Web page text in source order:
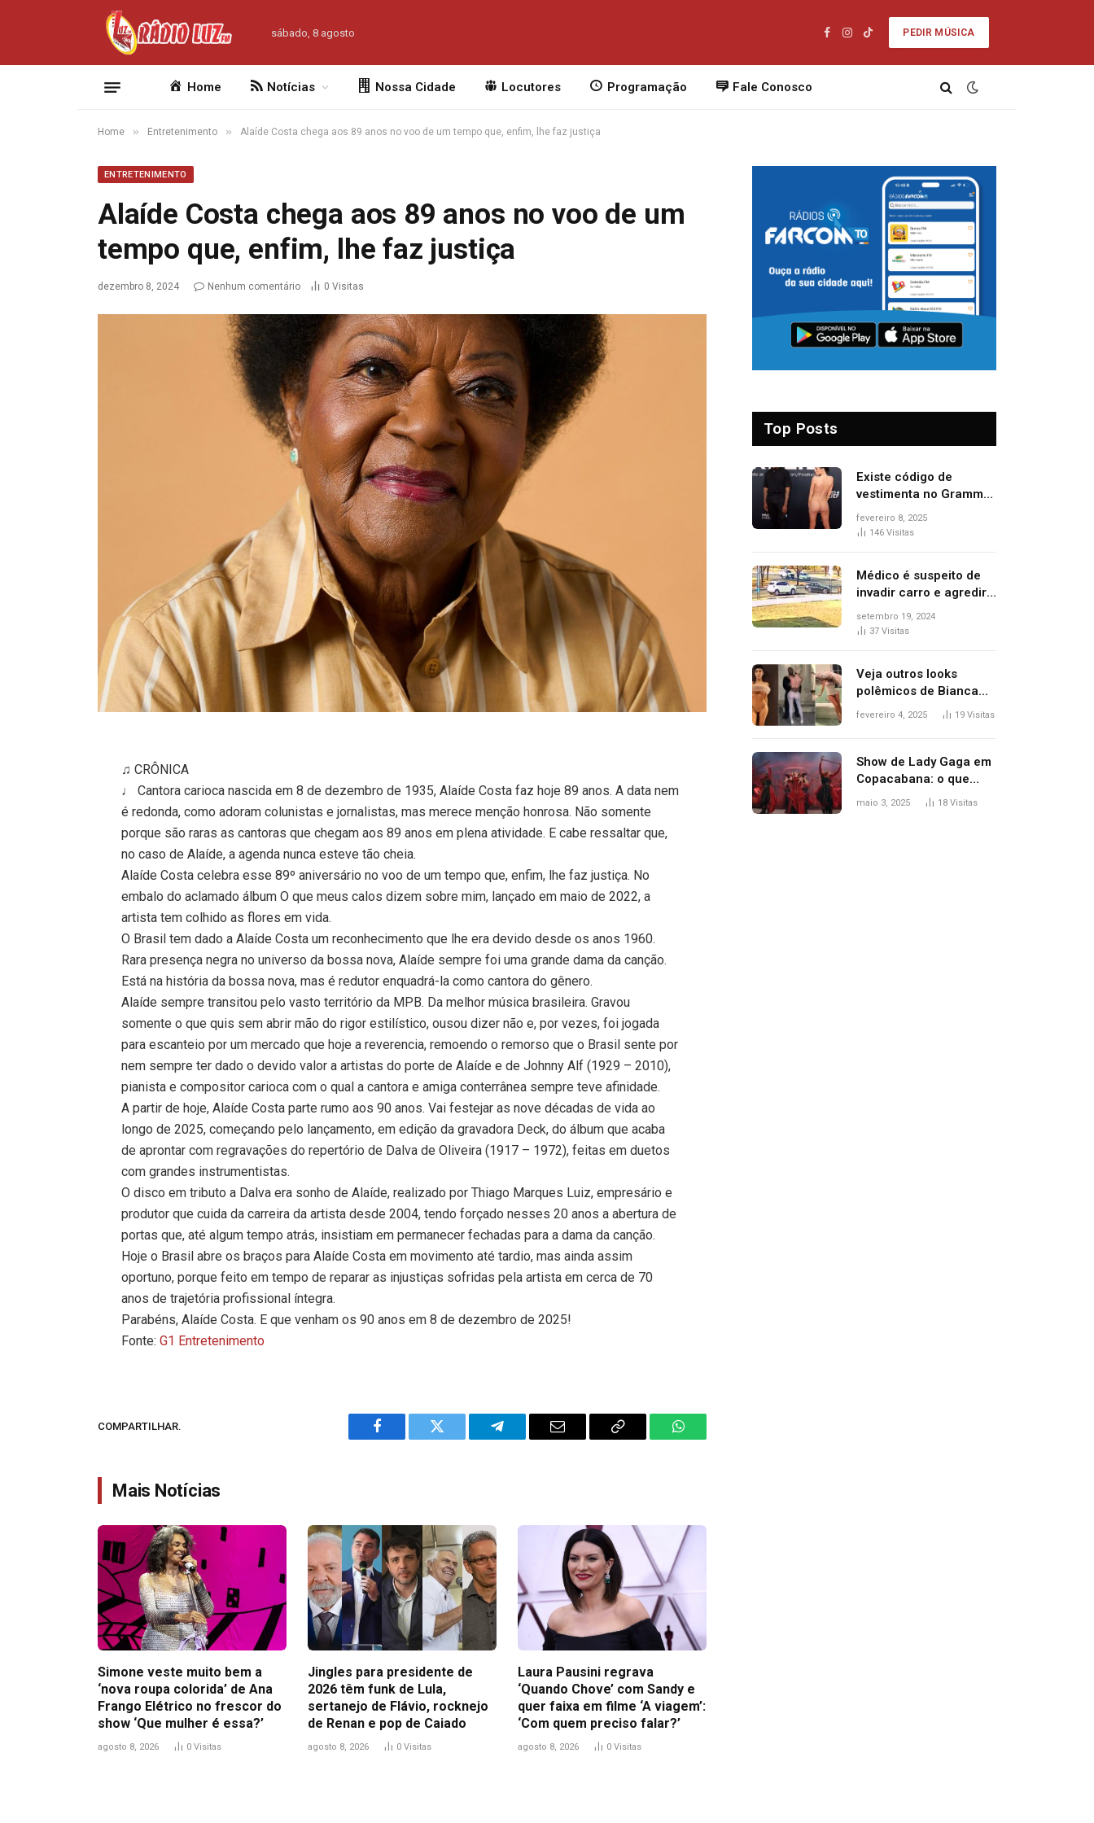
sábado, 8 agosto
Facebook
Instagram
TikTok
PEDIR MÚSICA
Home Notícias Nossa Cidade Locutores Programação Fale Conosco
Home » Entretenimento » Alaíde Costa chega aos 89 anos no voo de um tempo que, enfim, lhe faz justiça
ENTRETENIMENTO
Alaíde Costa chega aos 89 anos no voo de um
tempo que, enfim, lhe faz justiça
dezembro 8, 2024 Nenhum comentário 0 Visitas
♫ CRÔNICA
♩ Cantora carioca nascida em 8 de dezembro de 1935, Alaíde Costa faz hoje 89 anos. A data nem
é redonda, como adoram colunistas e jornalistas, mas merece menção honrosa. Não somente
porque são raras as cantoras que chegam aos 89 anos em plena atividade. E cabe ressaltar que,
no caso de Alaíde, a agenda nunca esteve tão cheia.
Alaíde Costa celebra esse 89º aniversário no voo de um tempo que, enfim, lhe faz justiça. No
embalo do aclamado álbum O que meus calos dizem sobre mim, lançado em maio de 2022, a
artista tem colhido as flores em vida.
O Brasil tem dado a Alaíde Costa um reconhecimento que lhe era devido desde os anos 1960.
Rara presença negra no universo da bossa nova, Alaíde sempre foi uma grande dama da canção.
Está na história da bossa nova, mas é redutor enquadrá-la como cantora do gênero.
Alaíde sempre transitou pelo vasto território da MPB. Da melhor música brasileira. Gravou
somente o que quis sem abrir mão do rigor estilístico, ousou dizer não e, por vezes, foi jogada
para escanteio por um mercado que hoje a reverencia, remoendo o remorso que o Brasil sente por
nem sempre ter dado o devido valor a artistas do porte de Alaíde e de Johnny Alf (1929 – 2010),
pianista e compositor carioca com o qual a cantora e amiga conterrânea sempre teve afinidade.
A partir de hoje, Alaíde Costa parte rumo aos 90 anos. Vai festejar as nove décadas de vida ao
longo de 2025, começando pelo lançamento, em edição da gravadora Deck, do álbum que acaba
de aprontar com regravações do repertório de Dalva de Oliveira (1917 – 1972), feitas em duetos
com grandes instrumentistas.
O disco em tributo a Dalva era sonho de Alaíde, realizado por Thiago Marques Luiz, empresário e
produtor que cuida da carreira da artista desde 2004, tendo forçado nesses 20 anos a abertura de
portas que, até algum tempo atrás, insistiam em permanecer fechadas para a dama da canção.
Hoje o Brasil abre os braços para Alaíde Costa em movimento até tardio, mas ainda assim
oportuno, porque feito em tempo de reparar as injustiças sofridas pela artista em cerca de 70
anos de trajetória profissional íntegra.
Parabéns, Alaíde Costa. E que venham os 90 anos em 8 de dezembro de 2025!
Fonte:G1 Entretenimento
COMPARTILHAR.
Facebook Twitter Telegram Email
Copy
WhatsApp
Mais Notícias
Simone veste muito bem a
‘nova roupa colorida’ de Ana
Frango Elétrico no frescor do
show ‘Que mulher é essa?’
agosto 8, 2026 0 Visitas
Jingles para presidente de
2026 têm funk de Lula,
sertanejo de Flávio, rocknejo
de Renan e pop de Caiado
agosto 8, 2026 0 Visitas
Laura Pausini regrava
‘Quando Chove’ com Sandy e
quer faixa em filme ‘A viagem’:
‘Com quem preciso falar?’
agosto 8, 2026 0 Visitas
Top Posts
Existe código de
vestimenta no Grammy?
Questionamento surgiu
após Bianca Censori,
premiação
fevereiro 8, 2025
146 Visitas
Médico é suspeito de
invadir carro e agredir
delegado aposentado
durante confusão no
setembro 19, 2024
37 Visitas
Veja outros looks
polêmicos de Bianca
Censori, esposa de
Grammy 2025
fevereiro 4, 2025 19 Visitas
Show de Lady Gaga em
Copacabana: o que
esperar, horários,
maio 3, 2025 18 Visitas